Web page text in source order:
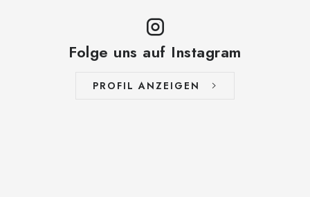
Folge uns auf Instagram
PROFIL ANZEIGEN